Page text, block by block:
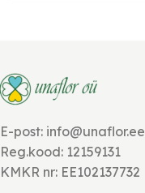
E-post: info@unaflor.ee
Reg.kood: 12159131
KMKR nr: EE102137732